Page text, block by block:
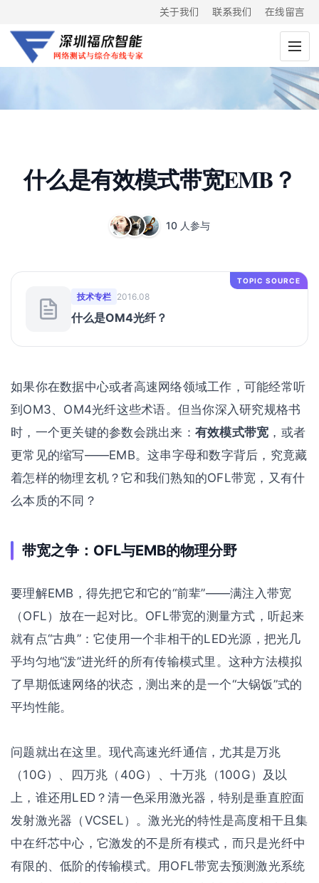
关于我们 联系我们 在线留言
什么是有效模式带宽EMB？
10 人参与
TOPIC SOURCE
技术专栏 2016.08
什么是OM4光纤？
如果你在数据中心或者高速网络领域工作，可能经常听
到OM3、OM4光纤这些术语。但当你深入研究规格书
时，一个更关键的参数会跳出来： 有效模式带宽 ，或者
更常见的缩写——EMB。这串字母和数字背后，究竟藏
着怎样的物理玄机？它和我们熟知的OFL带宽，又有什
么本质的不同？
带宽之争：OFL与EMB的物理分野
要理解EMB，得先把它和它的“前辈”——满注入带宽
（OFL）放在一起对比。OFL带宽的测量方式，听起来
就有点“古典”：它使用一个非相干的LED光源，把光几
乎均匀地“泼”进光纤的所有传输模式里。这种方法模拟
了早期低速网络的状态，测出来的是一个“大锅饭”式的
平均性能。
问题就出在这里。现代高速光纤通信，尤其是万兆
（10G）、四万兆（40G）、十万兆（100G）及以
上，谁还用LED？清一色采用激光器，特别是垂直腔面
发射激光器（VCSEL）。激光光的特性是高度相干且集
中在纤芯中心，它激发的不是所有模式，而只是光纤中
有限的、低阶的传输模式。用OFL带宽去预测激光系统